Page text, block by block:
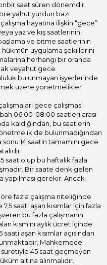
saat süren dönemdir.
yahut yurdun bazı
hayatına ilişkin “gece”
yaz ve kış saatlerinin
ve bitme saatlerinin
uygulama şekillerini
herhangi bir oranda
veyahut gece
bulunmayan işyerlerinde
üzere yönetmelikler
gece çalışması
06:00-08:00 saatleri arası
kaldığından, bu saatlerin
de bulunmadığından
14 saatin tamamını gece
saat olup bu haftalık fazla
Bir saate denk gelen
yapılması gerekir. Ancak
fazla çalışma niteliğinde
saati aşan kısımlar için fazla
bu fazla çalışmanın
kısmını aylık ücret içinde
aşan kısımlar açısından
Mahkemece
45 saat geçmeyen
altına alınmalıdır.